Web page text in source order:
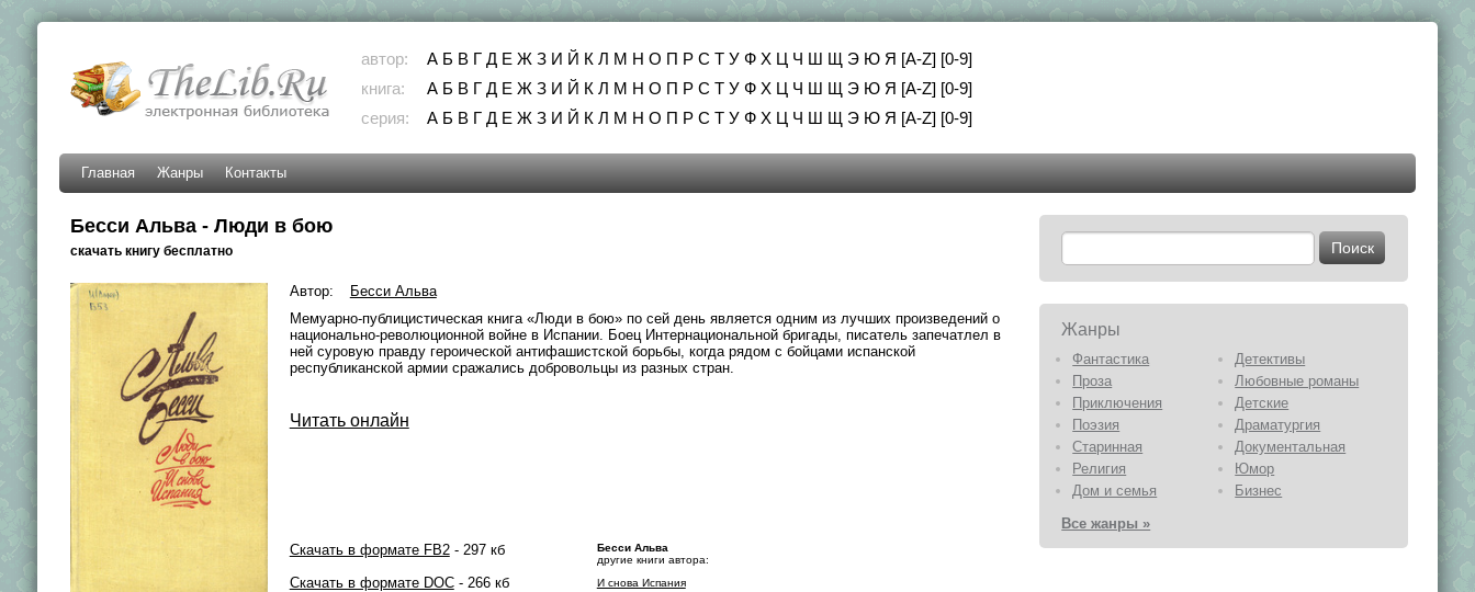
автор: А Б В Г Д Е Ж З И Й К Л М Н О П Р С Т У Ф Х Ц Ч Ш Щ Э Ю Я [A-Z] [0-9]
книга:
А Б В Г Д Е Ж З И Й К Л М Н О П Р С Т У Ф Х Ц Ч Ш Щ Э Ю Я [A-Z] [0-9]
серия:
А Б В Г Д Е Ж З И Й К Л М Н О П Р С Т У Ф Х Ц Ч Ш Щ Э Ю Я [A-Z] [0-9]
Главная Жанры Контакты
Бесси Альва - Люди в бою
скачать книгу бесплатно
Автор:
Бесси Альва
Мемуарно-публицистическая книга «Люди в бою» по сей день является одним из лучших произведений о
национально-революционной войне в Испании. Боец Интернациональной бригады, писатель запечатлел в
ней суровую правду героической антифашистской борьбы, когда рядом с бойцами испанской
республиканской армии сражались добровольцы из разных стран.
Читать онлайн
Скачать в формате FB2- 297 кб
Скачать в формате DOC- 266 кб
Бесси Альва
другие книги автора:
И снова Испания
Жанры
Фантастика
Детективы
Проза
Любовные романы
Приключения
Детские
Поэзия
Драматургия
Старинная
Документальная
Религия
Юмор
Дом и семья
Бизнес
Все жанры »